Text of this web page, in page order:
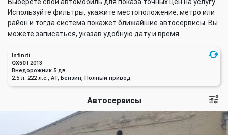
Используйте фильтры, укажите местоположение, метро или
район и тогда система покажет ближайшие автосервисы. Вы
можете записаться, указав удобную дату и время.
Infiniti
QX50 I 2013
Внедорожник 5 дв.
2.5 л. 222 л.с., AT, Бензин, Полный привод
Автосервисы